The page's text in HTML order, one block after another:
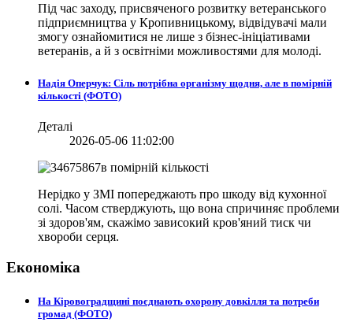
Під час заходу, присвяченого розвитку ветеранського
підприємництва у Кропивницькому, відвідувачі мали
змогу ознайомитися не лише з бізнес-ініціативами
ветеранів, а й з освітніми можливостями для молоді.
Надія Оперчук: Сіль потрібна організму щодня, але в помірній
кількості (ФОТО)
Деталі
2026-05-06 11:02:00
Нерідко у ЗМІ попереджають про шкоду від кухонної
солі. Часом стверджують, що вона спричиняє проблеми
зі здоров'ям, скажімо зависокий кров'яний тиск чи
хвороби серця.
Економіка
На Кіровоградщині поєднають охорону довкілля та потреби
громад (ФОТО)